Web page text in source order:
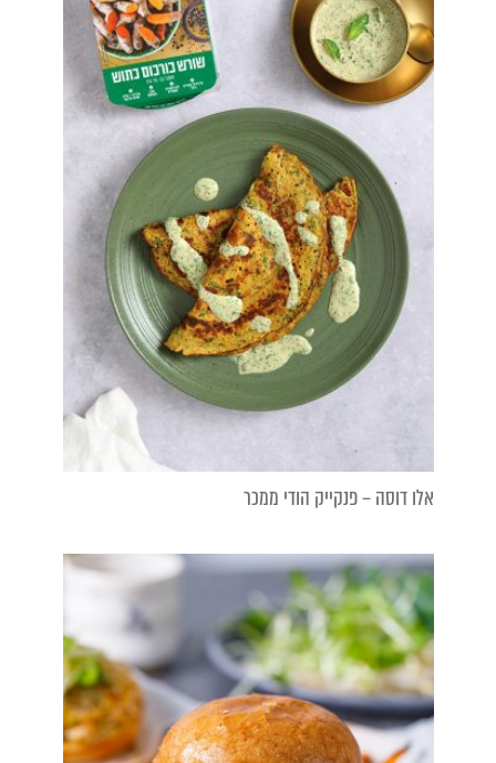
אלו דוסה – פנקייק הודי ממכר